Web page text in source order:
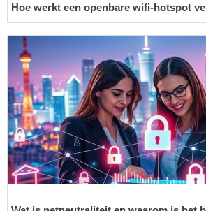
Hoe werkt een openbare wifi-hotspot